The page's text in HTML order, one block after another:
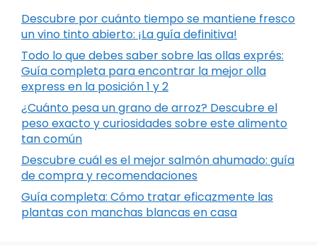
Descubre por cuánto tiempo se mantiene fresco
un vino tinto abierto: ¡La guía definitiva!
Todo lo que debes saber sobre las ollas exprés:
Guía completa para encontrar la mejor olla
express en la posición 1 y 2
¿Cuánto pesa un grano de arroz? Descubre el
peso exacto y curiosidades sobre este alimento
tan común
Descubre cuál es el mejor salmón ahumado: guía
de compra y recomendaciones
Guía completa: Cómo tratar eficazmente las
plantas con manchas blancas en casa